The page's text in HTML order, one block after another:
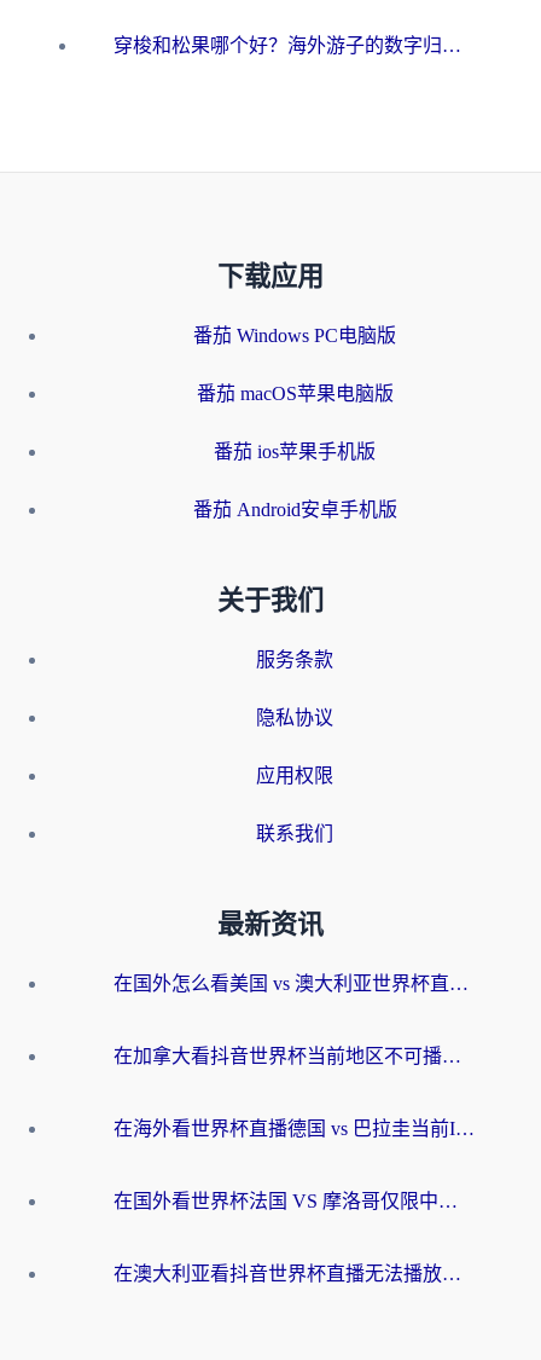
穿梭和松果哪个好？海外游子的数字归乡路，到底该怎么选
下载应用
番茄 Windows PC电脑版
番茄 macOS苹果电脑版
番茄 ios苹果手机版
番茄 Android安卓手机版
关于我们
服务条款
隐私协议
应用权限
联系我们
最新资讯
在国外怎么看美国 vs 澳大利亚世界杯直播？海外党必藏的中文解说观赛指南
在加拿大看抖音世界杯当前地区不可播放？海外党体育观赛终极指南
在海外看世界杯直播德国 vs 巴拉圭当前IP受限制？这篇指南帮你轻松解决地区限制
在国外看世界杯法国 VS 摩洛哥仅限中国大陆？别让地域限制拦下你的欢呼
在澳大利亚看抖音世界杯直播无法播放？海外党体育观赛终极指南来了！